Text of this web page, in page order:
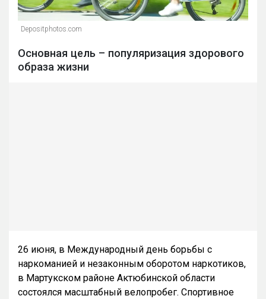
Depositphotos.com
Основная цель – популяризация здорового
образа жизни
26 июня, в Международный день борьбы с
наркоманией и незаконным оборотом наркотиков,
в Мартукском районе Актюбинской области
состоялся масштабный велопробег. Спортивное